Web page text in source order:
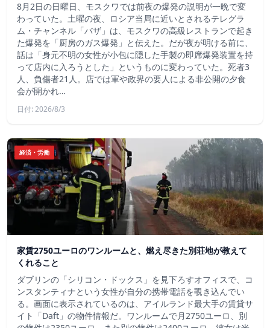
8月2日の日曜日、モスクワでは前夜の爆発の説明が一晩で変
わっていた。土曜の夜、ロシア当局に近いとされるテレグラ
ム・チャンネル「バザ」は、モスクワの高級レストランで起き
た爆発を「厨房のガス爆発」と伝えた。だが夜が明ける前に、
話は「身元不明の女性が小包に隠した手製の即席爆発装置を持
って店内に入ろうとした」というものに変わっていた。死者3
人、負傷者21人。店では軍や政界の要人による非公開の夕食
会が開かれ…
日付: 2026/8/3
経済・労働
家賃2750ユーロのワンルームと、燃え尽きた別荘地が教えて
くれること
ダブリンの「シリコン・ドックス」を見下ろすオフィスで、コ
ンスタンティナという女性が自分の携帯電話を覗き込んでい
る。画面に表示されているのは、アイルランド最大手の賃貸サ
イト「Daft」の物件情報だ。ワンルームで月2750ユーロ、別